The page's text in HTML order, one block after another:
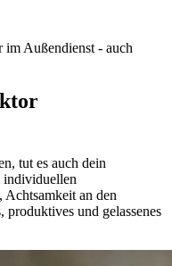
im Außendienst - auch
tut es auch dein
individuellen
an den
und gelassenes